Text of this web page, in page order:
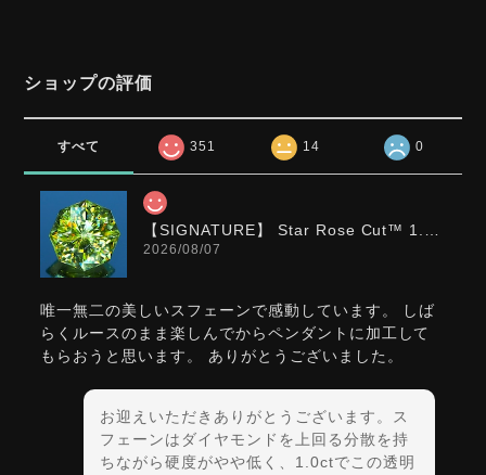
ショップの評価
すべて 351 14 0
【SIGNATURE】 Star Rose Cut™️ 1.0ct Natural Green Sphene
2026/08/07
唯一無二の美しいスフェーンで感動しています。 しば
らくルースのまま楽しんでからペンダントに加工して
もらおうと思います。 ありがとうございました。
お迎えいただきありがとうございます。ス
フェーンはダイヤモンドを上回る分散を持
ちながら硬度がやや低く、1.0ctでこの透明